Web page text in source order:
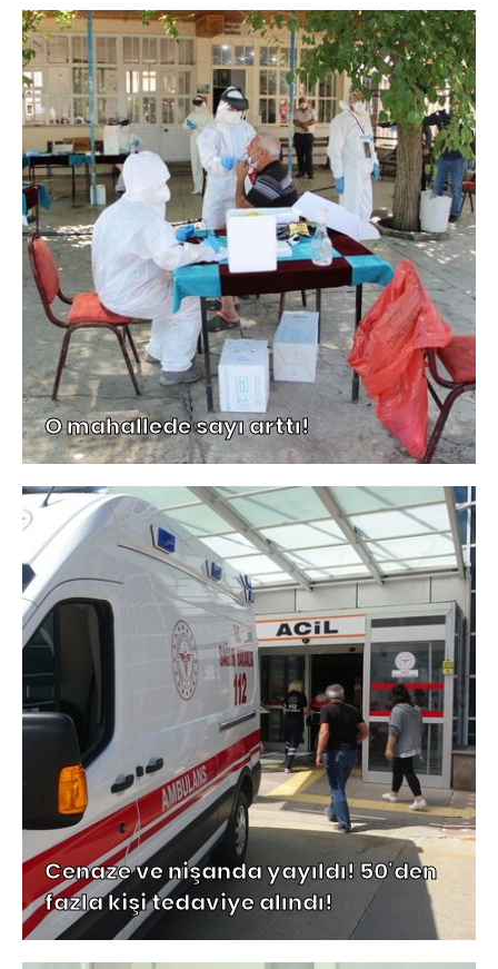
O mahallede sayı arttı!
Cenaze ve nişanda yayıldı! 50'den
fazla kişi tedaviye alındı!